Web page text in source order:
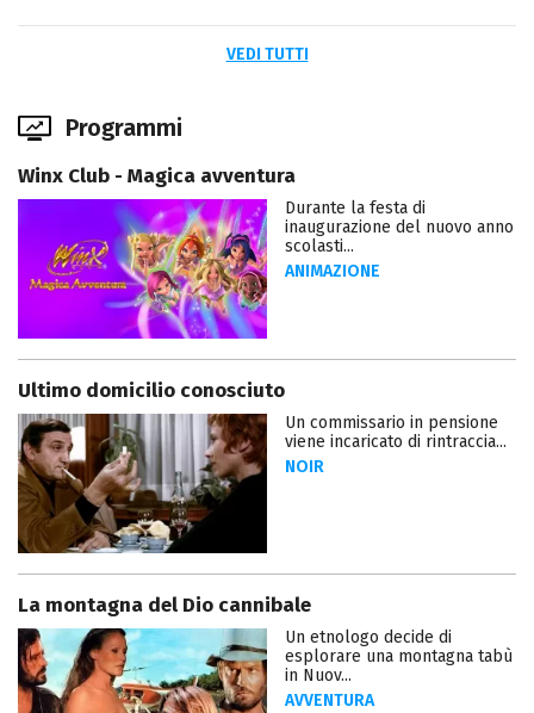
VEDI TUTTI
Programmi
Winx Club - Magica avventura
Durante la festa di
inaugurazione del nuovo anno
scolasti...
ANIMAZIONE
Ultimo domicilio conosciuto
Un commissario in pensione
viene incaricato di rintraccia...
NOIR
La montagna del Dio cannibale
Un etnologo decide di
esplorare una montagna tabù
in Nuov...
AVVENTURA